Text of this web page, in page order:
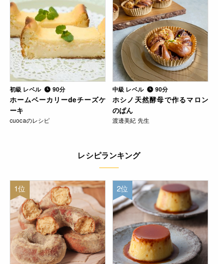
初級 レベル 90分
ホームベーカリーdeチーズケ
ーキ
cuocaのレシピ
中級 レベル 90分
ホシノ天然酵母で作るマロン
のぱん
渡邊美紀 先生
レシピランキング
1位 2位